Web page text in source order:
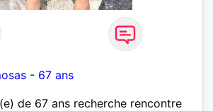
- 67 ans
de 67 ans recherche rencontre